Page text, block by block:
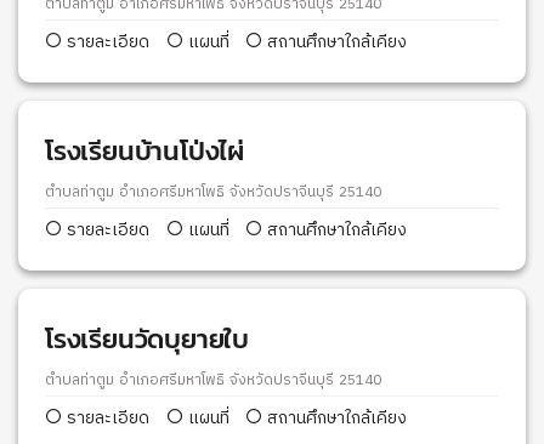
รายละเอียด แผนที่ สถานศึกษาใกล้เคียง
โรงเรียนบ้านโป่งไผ่
ตำบลท่าตูม อำเภอศรีมหาโพธิ จังหวัดปราจีนบุรี 25140
รายละเอียด แผนที่ สถานศึกษาใกล้เคียง
โรงเรียนวัดบุยายใบ
ตำบลท่าตูม อำเภอศรีมหาโพธิ จังหวัดปราจีนบุรี 25140
รายละเอียด แผนที่ สถานศึกษาใกล้เคียง